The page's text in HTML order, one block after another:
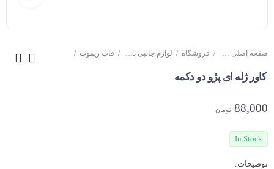
صفحه اصلی سایت فروشگاه لوازم جانبی دزدگیر خودرو قاب ریموت
کاور ژله ای پژو دو دکمه
88,000 تومان
In Stock
توضیحات: